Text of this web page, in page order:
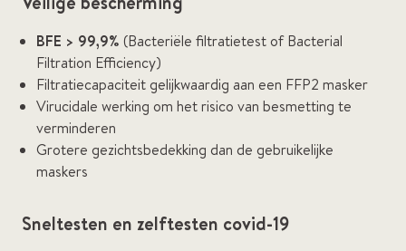
BFE > 99,9% (Bacteriële filtratietest of Bacterial
Filtration Efficiency)
Filtratiecapaciteit gelijkwaardig aan een FFP2 masker
Virucidale werking om het risico van besmetting te
verminderen
Grotere gezichtsbedekking dan de gebruikelijke
maskers
Sneltesten en zelftesten covid-19